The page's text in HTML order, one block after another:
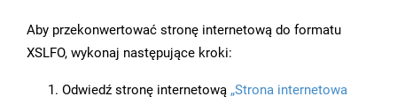
Aby przekonwertować stronę internetową do formatu
XSLFO, wykonaj następujące kroki:
Odwiedź stronę internetową „Strona internetowa